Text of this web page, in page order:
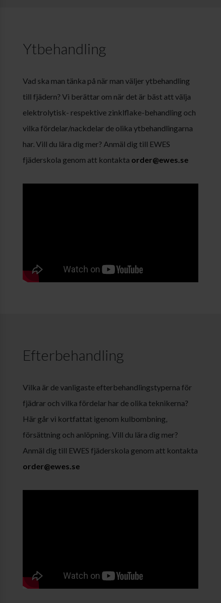
Ytbehandling
Vad ska man tänka på när man väljer ytbehandling
till fjädern? Vi berättar om när det är bäst att välja
elektrolytisk- respektive zinklflake-behandling och
vilka fördelar/nackdelar de olika ytbehandlingarna
har. Vill du lära dig mer? Anmäl dig till EWES
fjäderskola genom att kontakta order@ewes.se
Efterbehandling
Vilka är de vanligaste efterbehandlingstyperna för
fjädrar och vilka fördelar har de olika teknikerna?
Här går vi kortfattat igenom kulbombning,
försättning och anlöpning. Vill du lära dig mer?
Anmäl dig till EWES fjäderskola genom att kontakta
order@ewes.se